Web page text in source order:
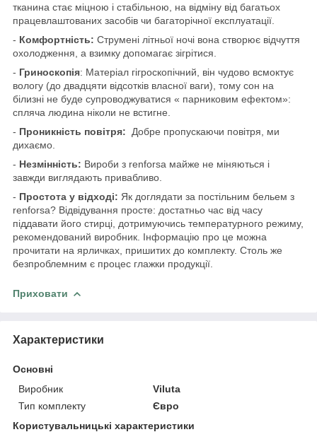
тканина стає міцною і стабільною, на відміну від багатьох
працевлаштованих засобів чи багаторічної експлуатації.
- Комфортність: Струмені літньої ночі вона створює відчуття
охолодження, а взимку допомагає зігрітися.
- Гриноскопія: Матеріал гігроскопічний, він чудово всмоктує
вологу (до двадцяти відсотків власної ваги), тому сон на
білизні не буде супроводжуватися « парниковим ефектом»:
спляча людина ніколи не встигне.
- Проникність повітря:
Добре пропускаючи повітря, ми
дихаємо.
- Незмінність: Вироби з renforsa майже не міняються і
завжди виглядають привабливо.
- Простота у відході: Як доглядати за постільним бельем з
renforsa? Відвідування просте: достатньо час від часу
піддавати його стирці, дотримуючись температурного режиму,
рекомендований виробник. Інформацію про це можна
прочитати на ярличках, пришитих до комплекту. Столь же
безпроблемним є процес глажки продукції.
Приховати
Характеристики
Основні
Виробник
Viluta
Тип комплекту
Євро
Користувальницькі характеристики